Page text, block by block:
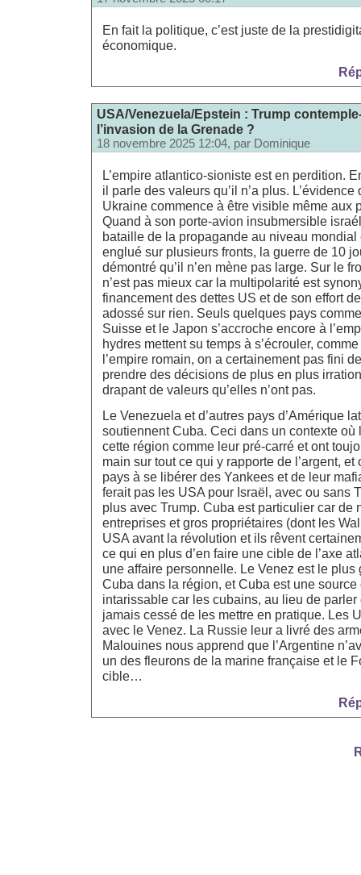
En fait la politique, c’est juste de la
économique.
USA/Venezuela/Epstein : Trump
l’invasion de la Grenade ?
18 novembre 2025 12:04, par Dominique
L’empire atlantico-sioniste est en perdition.
il parle des valeurs qu’il n’a plus.
Ukraine commence à être visible même aux
Quand à son porte-avion insubmersible
bataille de la propagande au niveau mondial
englué sur plusieurs fronts, la guerre de 10
démontré qu’il n’en mène pas large. Sur le
n’est pas mieux car la multipolarité est
financement des dettes US et de son effort
adossé sur rien. Seuls quelques pays
Suisse et le Japon s’accroche encore à
hydres mettent su temps à s’écrouler,
l’empire romain, on a certainement pas fini
prendre des décisions de plus en plus
drapant de valeurs qu’elles n’ont pas.
Le Venezuela et d’autres pays d’Amérique
soutiennent Cuba. Ceci dans un contexte où
cette région comme leur pré-carré et ont
main sur tout ce qui y rapporte de l’argent,
pays à se libérer des Yankees et de leur
ferait pas les USA pour Israël, avec ou sans
plus avec Trump. Cuba est particulier car de
entreprises et gros propriétaires (dont les
USA avant la révolution et ils rêvent
ce qui en plus d’en faire une cible de l’axe
une affaire personnelle. Le Venez est le plus
Cuba dans la région, et Cuba est une source
intarissable car les cubains, au lieu de parler
jamais cessé de les mettre en pratique. Les
avec le Venez. La Russie leur a livré des
Malouines nous apprend que l’Argentine
un des fleurons de la marine française et le
cible…